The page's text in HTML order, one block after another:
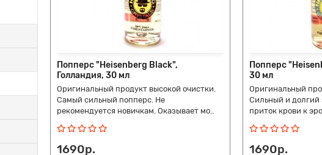
Попперс "Heisenberg Black",
Голландия, 30 мл
Оригинальный продукт высокой очистки.
Самый сильный попперс. Не
рекомендуется новичкам. Оказывает мо..
1690р.
Попперс
30 мл
Оригинальный
Сильный и долгий
приток крови к
1690р.